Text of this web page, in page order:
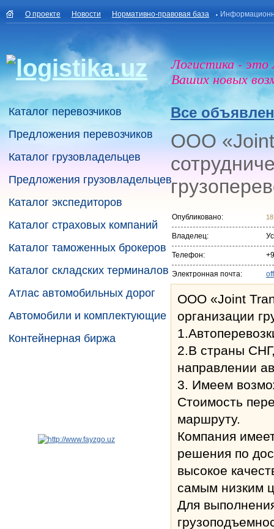
О проекте Новости Нормативно-правовая база
Логистика - это
Ваших новых
Каталог перевозчиков
Предложения перевозчиков
Каталог грузовладельцев
Предложения грузовладельцев
Каталог экспедиторов
Каталог страховых компаний
Каталог таможенных брокеров
Каталог складских терминалов
Атлас автомобильных дорог
Автомобили и комплектующие
Контейнерная биржа
Все
ООО «Joint
Опубликовано:
Владелец:
Телефон:
Электронная почта:
ООО «Joint
организации
2.В страны
направлении
3. Имеем
Стоимость
маршруту.
Компания
решения по
высокое
самым низким
Для